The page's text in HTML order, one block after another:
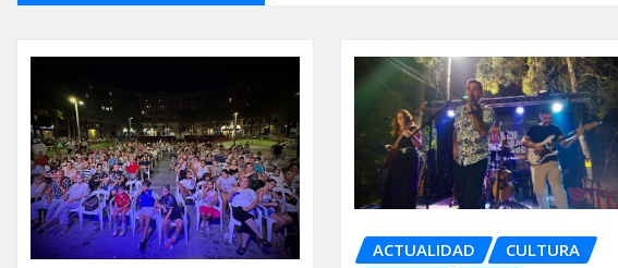
ACTUALIDAD
CULTURA